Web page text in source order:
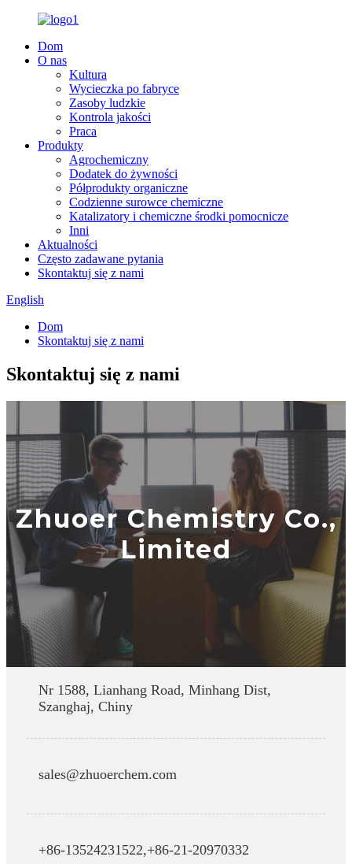
Dom
O nas
Kultura
Wycieczka po fabryce
Zasoby ludzkie
Kontrola jakości
Praca
Produkty
Agrochemiczny
Dodatek do żywności
Półprodukty organiczne
Codzienne surowce chemiczne
Katalizatory i chemiczne środki pomocnicze
Inni
Aktualności
Często zadawane pytania
Skontaktuj się z nami
English
Dom
Skontaktuj się z nami
Skontaktuj się z nami
Zhuoer Chemistry Co.,
Limited
Nr 1588, Lianhang Road, Minhang Dist,
Szanghaj, Chiny
sales@zhuoerchem.com
+86-13524231522,+86-21-20970332